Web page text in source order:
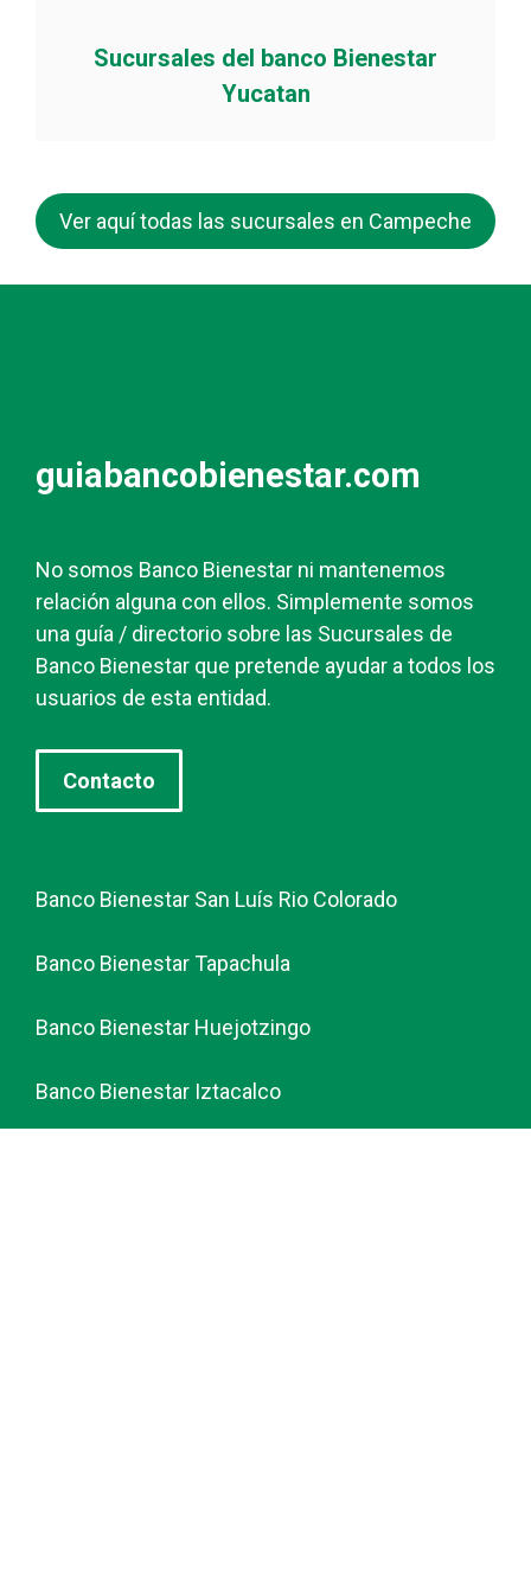
Sucursales del banco Bienestar
Yucatan
Ver aquí todas las sucursales en Campeche
guiabancobienestar.com
No somos Banco Bienestar ni mantenemos
relación alguna con ellos. Simplemente somos
una guía / directorio sobre las Sucursales de
Banco Bienestar que pretende ayudar a todos los
usuarios de esta entidad.
Contacto
Banco Bienestar San Luís Rio Colorado
Banco Bienestar Tapachula
Banco Bienestar Huejotzingo
Banco Bienestar Iztacalco